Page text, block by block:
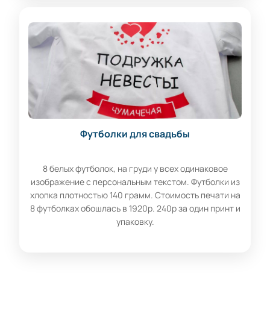
Футболки для свадьбы
8 белых футболок, на груди у всех одинаковое
изображение с персональным текстом. Футболки из
хлопка плотностью 140 грамм. Стоимость печати на
8 футболках обошлась в 1920р. 240р за один принт и
упаковку.